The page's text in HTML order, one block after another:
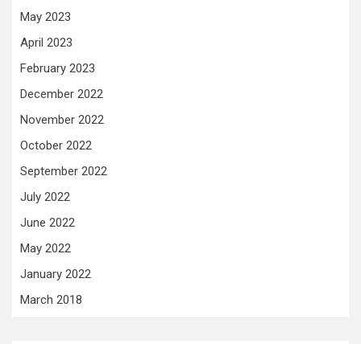
May 2023
April 2023
February 2023
December 2022
November 2022
October 2022
September 2022
July 2022
June 2022
May 2022
January 2022
March 2018